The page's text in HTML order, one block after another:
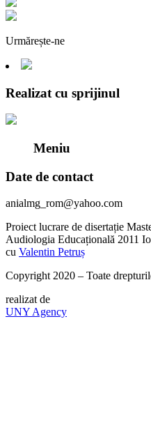
Urmărește-ne
Realizat cu sprijinul
Meniu
Date de contact
anialmg_rom@yahoo.com
Proiect lucrare de disertație
Audiologia Educațională 2011
cu Valentin Petruș
Copyright 2020 – Toate
realizat de
UNY Agency